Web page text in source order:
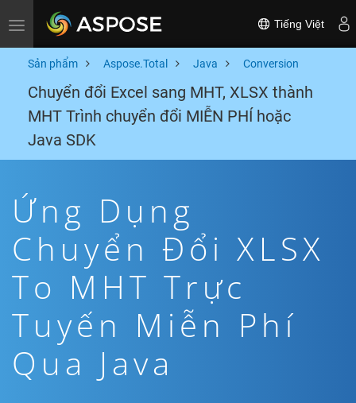
Toggle navigation Tiếng Việt
Sản phẩm Aspose.Total Java Conversion
Chuyển đổi Excel sang MHT, XLSX thành
MHT Trình chuyển đổi MIỄN PHÍ hoặc
Java SDK
Ứng Dụng
Chuyển Đổi XLSX
To MHT Trực
Tuyến Miễn Phí
Qua Java